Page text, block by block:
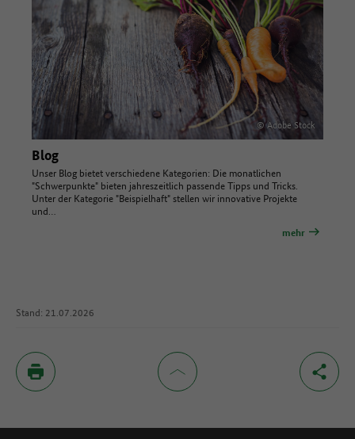
© Adobe Stock
Blog
Unser Blog bietet verschiedene Kategorien: Die monatlichen
"Schwerpunkte" bieten jahreszeitlich passende Tipps und Tricks.
Unter der Kategorie "Beispielhaft" stellen wir innovative Projekte
und…
mehr
Stand: 21.07.2026